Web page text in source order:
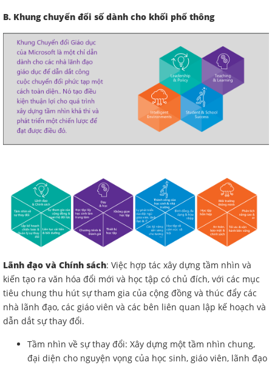
B. Khung chuyển đổi số dành cho khối phổ thông
Lãnh đạo và Chính sách: Việc hợp tác xây dựng tầm nhìn và
kiến tạo ra văn hóa đổi mới và học tập có chủ đích, với các mục
tiêu chung thu hút sự tham gia của cộng đồng và thúc đẩy các
nhà lãnh đạo, các giáo viên và các bên liên quan lập kế hoạch và
dẫn dắt sự thay đổi.
Tầm nhìn về sự thay đổi: Xây dựng một tầm nhìn chung,
đại diện cho nguyện vọng của học sinh, giáo viên, lãnh đạo